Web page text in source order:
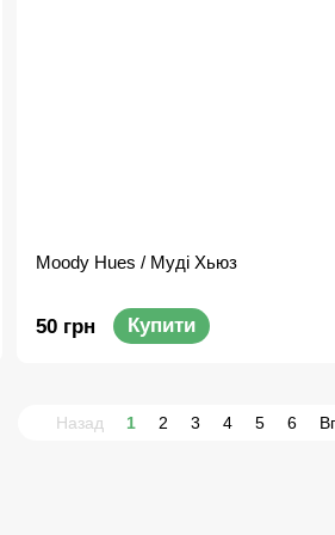
Moody Hues / Муді Хьюз
50 грн Купити
Назад 1 2 3 4 5 6